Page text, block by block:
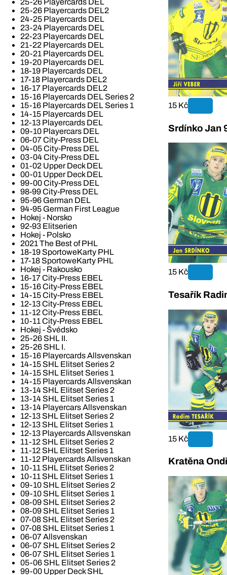
25-26 Playercards DEL
25-26 Playercards DEL2
24-25 Playercards DEL
23-24 Playercards DEL
22-23 Playercards DEL
21-22 Playercards DEL
20-21 Playercards DEL
19-20 Playercards DEL
18-19 Playercards DEL
17-18 Playercards DEL2
16-17 Playercards DEL2
15-16 Playercards DEL Series 2
15-16 Playercards DEL Series 1
14-15 Playercards DEL
12-13 Playercards DEL
09-10 Playercars DEL
06-07 City-Press DEL
04-05 City-Press DEL
03-04 City-Press DEL
01-02 Upper Deck DEL
00-01 Upper Deck DEL
99-00 City-Press DEL
98-99 City-Press DEL
95-96 German DEL
94-95 German First League
Hokej - Norsko
92-93 Elitserien
Hokej - Polsko
2021 The Best of PHL
18-19 SportoweKarty PHL
17-18 SportoweKarty PHL
Hokej - Rakousko
16-17 City-Press EBEL
15-16 City-Press EBEL
14-15 City-Press EBEL
12-13 City-Press EBEL
11-12 City-Press EBEL
10-11 City-Press EBEL
Hokej - Švédsko
25-26 SHL II.
25-26 SHL I.
15-16 Playercards Allsvenskan
14-15 SHL Elitset Series 2
14-15 SHL Elitset Series 1
14-15 Playercards Allsvenskan
13-14 SHL Elitset Series 2
13-14 SHL Elitset Series 1
13-14 Playercars Allsvenskan
12-13 SHL Elitset Series 2
12-13 SHL Elitset Series 1
12-13 Playercards Allsvenskan
11-12 SHL Elitset Series 2
11-12 SHL Elitset Series 1
11-12 Playercards Allsvenskan
10-11 SHL Elitset Series 2
10-11 SHL Elitset Series 1
09-10 SHL Elitset Series 2
09-10 SHL Elitset Series 1
08-09 SHL Elitset Series 2
08-09 SHL Elitset Series 1
07-08 SHL Elitset Series 2
07-08 SHL Elitset Series 1
06-07 Allsvenskan
06-07 SHL Elitset Series 2
06-07 SHL Elitset Series 1
05-06 SHL Elitset Series 2
99-00 Upper Deck SHL
15 Kč
Srdínko Jan
15 Kč
Tesařík
15 Kč
Kratěna